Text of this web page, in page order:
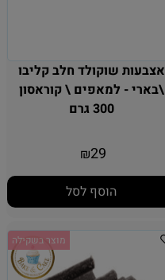
אצבעות שוקולד חלב קליבו
\בארי - למאפים \ קוראסון
300 גרם
₪29
הוסף לסל
מוצר בשקילה